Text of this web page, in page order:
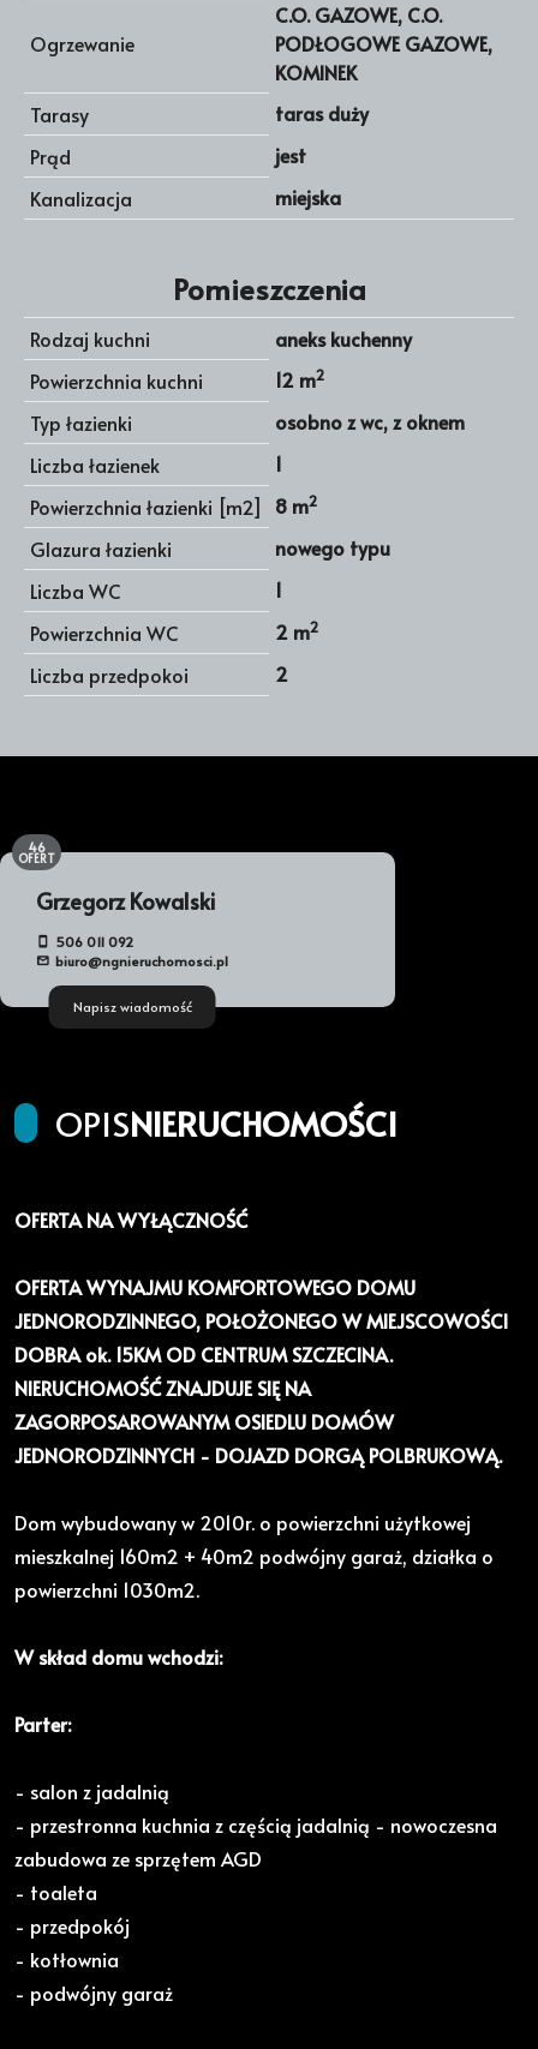
Ogrzewanie
C.O. GAZOWE, C.O.
PODŁOGOWE GAZOWE,
KOMINEK
Tarasy
taras duży
Prąd
jest
Kanalizacja
miejska
Pomieszczenia
Rodzaj kuchni
aneks kuchenny
Powierzchnia kuchni
12 m2
Typ łazienki
osobno z wc, z oknem
Liczba łazienek
1
Powierzchnia łazienki [m2]
8 m2
Glazura łazienki
nowego typu
Liczba WC
1
Powierzchnia WC
2 m2
Liczba przedpokoi 2
Grzegorz Kowalski
506 011 092
biuro@ngnieruchomosci.pl
Napisz wiadomość
46
OFERT
OPISNIERUCHOMOŚCI
OFERTA NA WYŁĄCZNOŚĆ
OFERTA WYNAJMU KOMFORTOWEGO DOMU
JEDNORODZINNEGO, POŁOŻONEGO W MIEJSCOWOŚCI
DOBRA ok. 15KM OD CENTRUM SZCZECINA.
NIERUCHOMOŚĆ ZNAJDUJE SIĘ NA
ZAGORPOSAROWANYM OSIEDLU DOMÓW
JEDNORODZINNYCH - DOJAZD DORGĄ POLBRUKOWĄ.
Dom wybudowany w 2010r. o powierzchni użytkowej
mieszkalnej 160m2 + 40m2 podwójny garaż, działka o
powierzchni 1030m2.
W skład domu wchodzi:
Parter:
- salon z jadalnią
- przestronna kuchnia z częścią jadalnią - nowoczesna
zabudowa ze sprzętem AGD
- toaleta
- przedpokój
- kotłownia
- podwójny garaż